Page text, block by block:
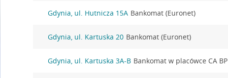
Gdynia, ul. Hutnicza 15A Bankomat (Euronet)
Gdynia, ul. Kartuska 20 Bankomat (Euronet)
Gdynia, ul. Kartuska 3A-B Bankomat w placówce CA BP